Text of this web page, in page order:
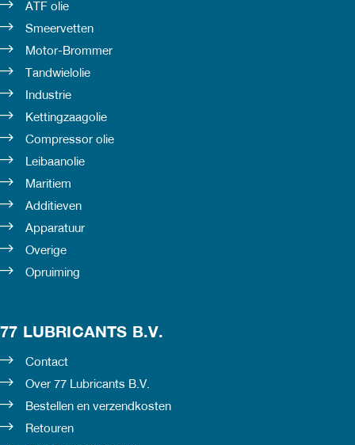
ATF olie
Smeervetten
Motor-Brommer
Tandwielolie
Industrie
Kettingzaagolie
Compressor olie
Leibaanolie
Maritiem
Additieven
Apparatuur
Overige
Opruiming
77 LUBRICANTS B.V.
Contact
Over 77 Lubricants B.V.
Bestellen en verzendkosten
Retouren